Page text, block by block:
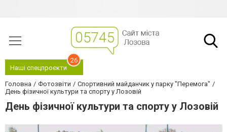
Наші спецпроєкти
26
Головна Фотозвіти
Спортивний майданчик у парку "Перемога"
День фізичної культури та спорту у Лозовій
День фізичної культури та спорту у Лозовій